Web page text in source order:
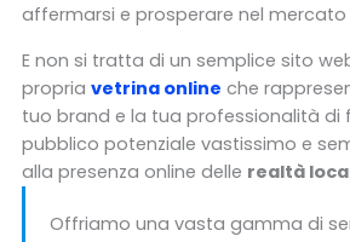
affermarsi e prosperare nel mercato
E non si tratta di un semplice sito
propria vetrina online che
tuo brand e la tua professionalità di
pubblico potenziale vastissimo e
alla presenza online delle realtà
Offriamo una vasta gamma di